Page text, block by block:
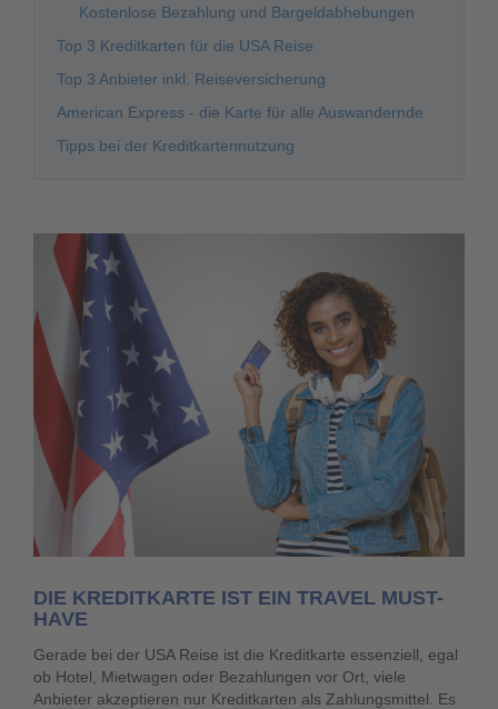
Kostenlose Bezahlung und Bargeldabhebungen
Top 3 Kreditkarten für die USA Reise
Top 3 Anbieter inkl. Reiseversicherung
American Express - die Karte für alle Auswandernde
Tipps bei der Kreditkartennutzung
DIE KREDITKARTE IST EIN TRAVEL MUST-
HAVE
Gerade bei der USA Reise ist die Kreditkarte essenziell, egal
ob Hotel, Mietwagen oder Bezahlungen vor Ort, viele
Anbieter akzeptieren nur Kreditkarten als Zahlungsmittel. Es